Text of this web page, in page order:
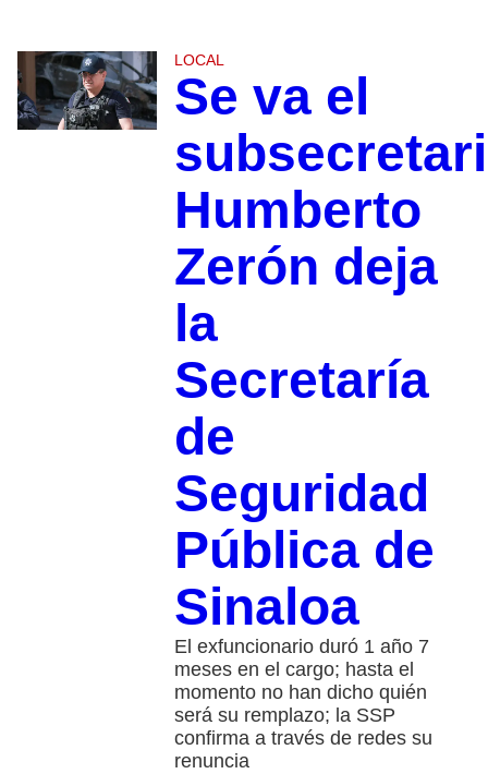
LOCAL
Se va el
Humberto
Zerón deja
la
Secretaría
de
Seguridad
Pública de
Sinaloa
El exfuncionario duró 1 año 7
meses en el cargo; hasta el
momento no han dicho quién
será su remplazo; la SSP
confirma a través de redes su
renuncia